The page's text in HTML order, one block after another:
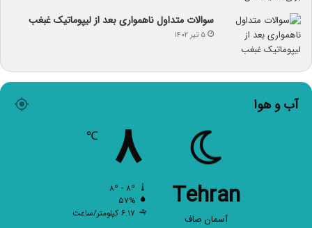
سوالات متداول ناهمواری بعد از لیپوماتیک غبغب
۵ تیر ۱۴۰۲
آب و هوا
Tehran
آسمان صاف
۸ ℃
۵۷%
۶.۱۷ کیلومتر/ساعت